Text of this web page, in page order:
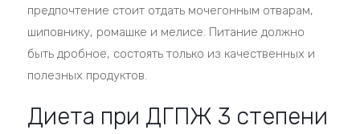
предпочтение стоит отдать мочегонным отварам,
шиповнику, ромашке и мелисе. Питание должно
быть дробное, состоять только из качественных и
полезных продуктов.
Диета при ДГПЖ 3 степени